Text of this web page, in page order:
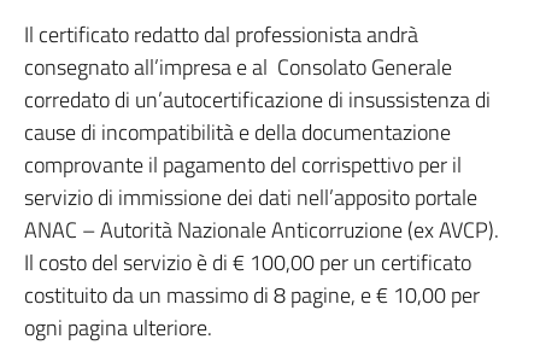
Il certificato redatto dal professionista andrà
consegnato all’impresa e al Consolato Generale
corredato di un’autocertificazione di insussistenza di
cause di incompatibilità e della documentazione
comprovante il pagamento del corrispettivo per il
servizio di immissione dei dati nell’apposito portale
ANAC – Autorità Nazionale Anticorruzione (ex AVCP).
Il costo del servizio è di € 100,00 per un certificato
costituito da un massimo di 8 pagine, e € 10,00 per
ogni pagina ulteriore.